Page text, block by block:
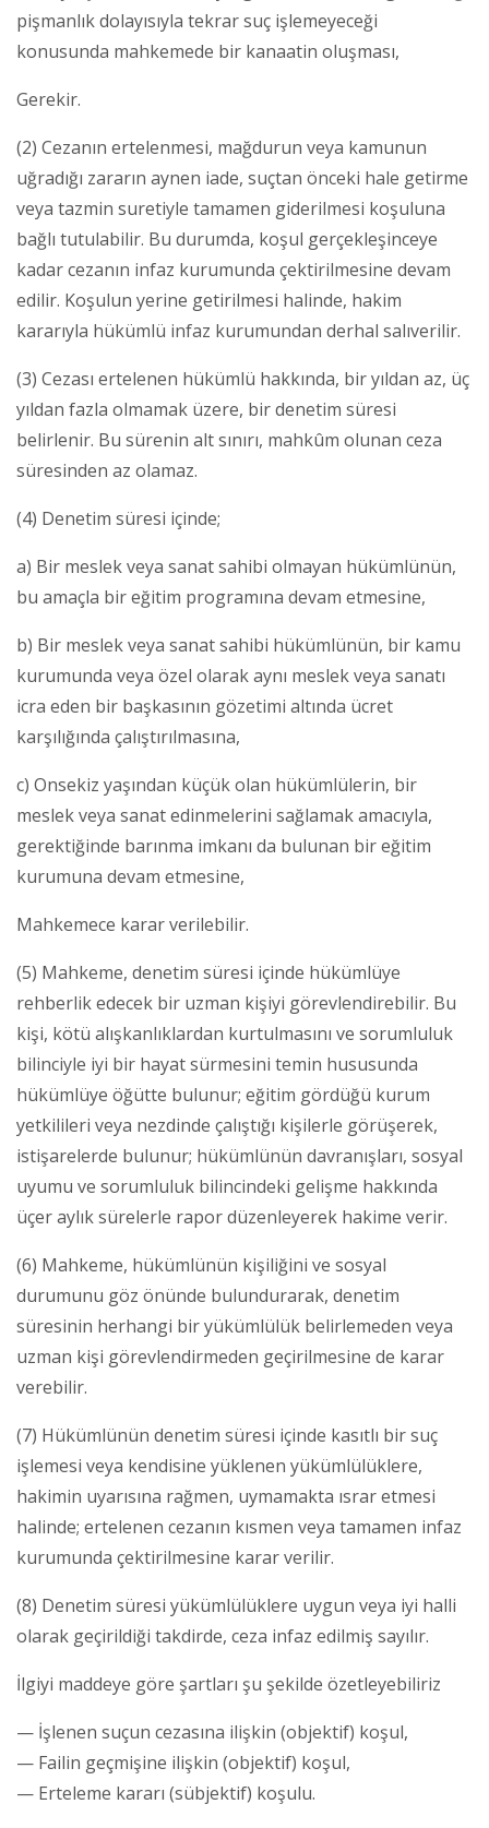
pişmanlık dolayısıyla tekrar suç işlemeyeceği
konusunda mahkemede bir kanaatin oluşması,
Gerekir.
(2) Cezanın ertelenmesi, mağdurun veya kamunun
uğradığı zararın aynen iade, suçtan önceki hale getirme
veya tazmin suretiyle tamamen giderilmesi koşuluna
bağlı tutulabilir. Bu durumda, koşul gerçekleşinceye
kadar cezanın infaz kurumunda çektirilmesine devam
edilir. Koşulun yerine getirilmesi halinde, hakim
kararıyla hükümlü infaz kurumundan derhal salıverilir.
(3) Cezası ertelenen hükümlü hakkında, bir yıldan az, üç
yıldan fazla olmamak üzere, bir denetim süresi
belirlenir. Bu sürenin alt sınırı, mahkûm olunan ceza
süresinden az olamaz.
(4) Denetim süresi içinde;
a) Bir meslek veya sanat sahibi olmayan hükümlünün,
bu amaçla bir eğitim programına devam etmesine,
b) Bir meslek veya sanat sahibi hükümlünün, bir kamu
kurumunda veya özel olarak aynı meslek veya sanatı
icra eden bir başkasının gözetimi altında ücret
karşılığında çalıştırılmasına,
c) Onsekiz yaşından küçük olan hükümlülerin, bir
meslek veya sanat edinmelerini sağlamak amacıyla,
gerektiğinde barınma imkanı da bulunan bir eğitim
kurumuna devam etmesine,
Mahkemece karar verilebilir.
(5) Mahkeme, denetim süresi içinde hükümlüye
rehberlik edecek bir uzman kişiyi görevlendirebilir. Bu
kişi, kötü alışkanlıklardan kurtulmasını ve sorumluluk
bilinciyle iyi bir hayat sürmesini temin hususunda
hükümlüye öğütte bulunur; eğitim gördüğü kurum
yetkilileri veya nezdinde çalıştığı kişilerle görüşerek,
istişarelerde bulunur; hükümlünün davranışları, sosyal
uyumu ve sorumluluk bilincindeki gelişme hakkında
üçer aylık sürelerle rapor düzenleyerek hakime verir.
(6) Mahkeme, hükümlünün kişiliğini ve sosyal
durumunu göz önünde bulundurarak, denetim
süresinin herhangi bir yükümlülük belirlemeden veya
uzman kişi görevlendirmeden geçirilmesine de karar
verebilir.
(7) Hükümlünün denetim süresi içinde kasıtlı bir suç
işlemesi veya kendisine yüklenen yükümlülüklere,
hakimin uyarısına rağmen, uymamakta ısrar etmesi
halinde; ertelenen cezanın kısmen veya tamamen infaz
kurumunda çektirilmesine karar verilir.
(8) Denetim süresi yükümlülüklere uygun veya iyi halli
olarak geçirildiği takdirde, ceza infaz edilmiş sayılır.
İlgiyi maddeye göre şartları şu şekilde özetleyebiliriz
— İşlenen suçun cezasına ilişkin (objektif) koşul,
— Failin geçmişine ilişkin (objektif) koşul,
— Erteleme kararı (sübjektif) koşulu.